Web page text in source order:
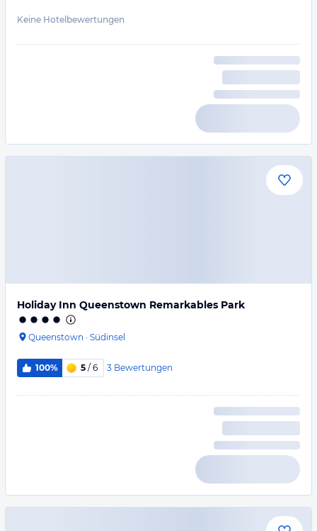
Keine Hotelbewertungen
Holiday Inn Queenstown Remarkables Park
Queenstown · Südinsel
100% 5 / 6 3 Bewertungen